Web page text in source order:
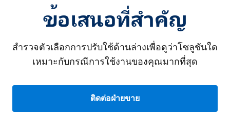
ข้อเสนอที่สำคัญ
สำรวจตัวเลือกการปรับใช้ด้านล่างเพื่อดูว่าโซลูชันใด
เหมาะกับกรณีการใช้งานของคุณมากที่สุด
ติดต่อฝ่ายขาย